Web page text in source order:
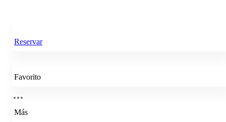
Reservar
Favorito
Más